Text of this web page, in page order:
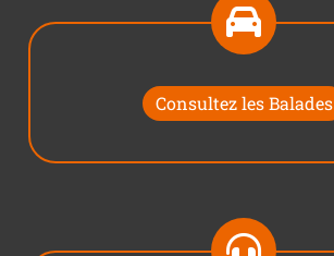
Consultez les Balades